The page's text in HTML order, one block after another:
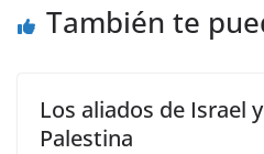
También te
Los aliados de Israel
Palestina